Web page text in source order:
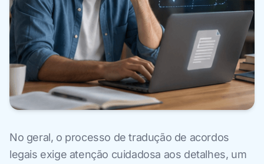
No geral, o processo de tradução de acordos
legais exige atenção cuidadosa aos detalhes, um